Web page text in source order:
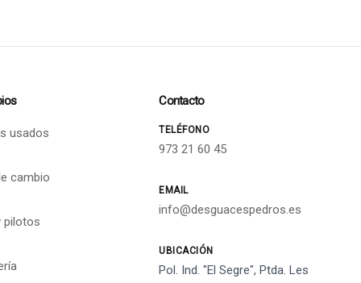
usados
cambio
pilotos
Contacto
TELÉFONO
973 21 60 45
EMAIL
info@desguacespedros.es
UBICACIÓN
Pol. Ind. "El Segre", Ptda. Les